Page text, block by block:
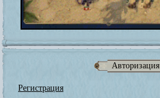
Авторизация
Регистрация